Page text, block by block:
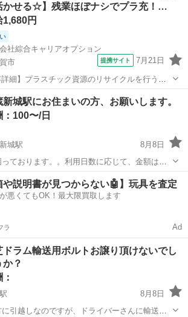
かせる☆】残業ほぼナシでプラ充！…
1,680円
社綜合キャリアオプション
市
提携サイト 7月21日
細】プラスチック資源のリサイクルを行う機
備や自動ラインの保全業務、 工場内の清掃等付
から出るプラスチック資源 。＋お仕事探
フにお...
工場
新城駅にお住まいの方、お願いします。
：100〜/日
城駅
8月8日
ております。。利用日数に応じて、金額はご
したいです。 ⭐︎ベビーカー1台を火
かせて頂けませんか？ 畳まずに、屋外に
蔵新城駅 手伝って/助けて ベビーカー
や説明書が見つからない🤖】玩具を査定
悪くてもOK！最大限買取します
ラ Ad
ドラム輸送用ボルトお譲り頂けないでし
か？
8月8日
引越しなのですが、ドライバーさんに輸送用